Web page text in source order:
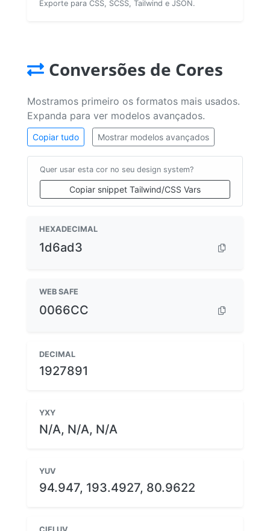
Exporte para CSS, SCSS, Tailwind e JSON.
Conversões de Cores
Mostramos primeiro os formatos mais usados.
Expanda para ver modelos avançados.
Copiar tudo Mostrar modelos avançados
Quer usar esta cor no seu design system?
Copiar snippet Tailwind/CSS Vars
HEXADECIMAL
1d6ad3
WEB SAFE
0066CC
DECIMAL
1927891
YXY
N/A, N/A, N/A
YUV
94.947, 193.4927, 80.9622
CIELUV